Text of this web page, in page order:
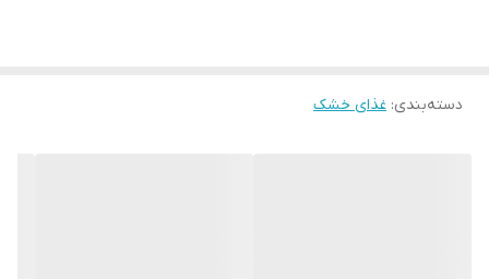
دسته‌بندی: غذای خشک